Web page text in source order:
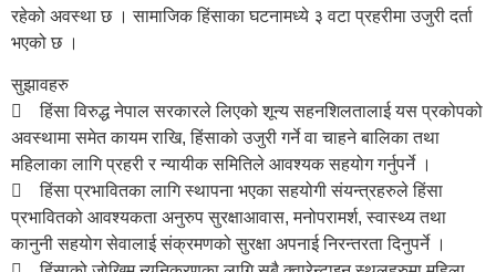
रहेको अवस्था छ । सामाजिक हिंसाका घटनामध्ये ३ वटा प्रहरीमा उजुरी दर्ता
भएको छ ।
सुझावहरु
 हिंसा विरुद्ध नेपाल सरकारले लिएको शून्य सहनशिलतालाई यस प्रकोपको
अवस्थामा समेत कायम राखि, हिंसाको उजुरी गर्ने वा चाहने बालिका तथा
महिलाका लागि प्रहरी र न्यायीक समितिले आवश्यक सहयोग गर्नुपर्ने ।
 हिंसा प्रभावितका लागि स्थापना भएका सहयोगी संयन्त्रहरुले हिंसा
प्रभावितको आवश्यकता अनुरुप सुरक्षाआवास, मनोपरामर्श, स्वास्थ्य तथा
कानुनी सहयोग सेवालाई संक्रमणको सुरक्षा अपनाई निरन्तरता दिनुपर्ने ।